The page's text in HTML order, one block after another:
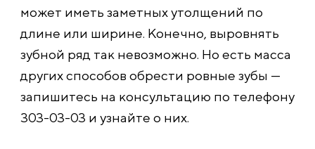
может иметь заметных утолщений по
длине или ширине. Конечно, выровнять
зубной ряд так невозможно. Но есть масса
других способов обрести ровные зубы —
запишитесь на консультацию по телефону
303-03-03 и узнайте о них.